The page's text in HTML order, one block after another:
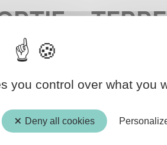
«
you control over what you
Deny all cookies